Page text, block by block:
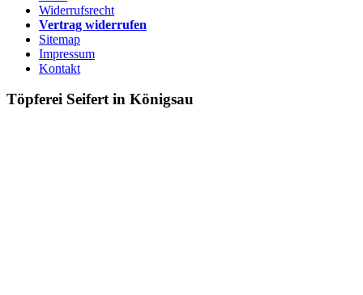
Widerrufsrecht
Vertrag widerrufen
Sitemap
Impressum
Kontakt
Töpferei Seifert in Königsau